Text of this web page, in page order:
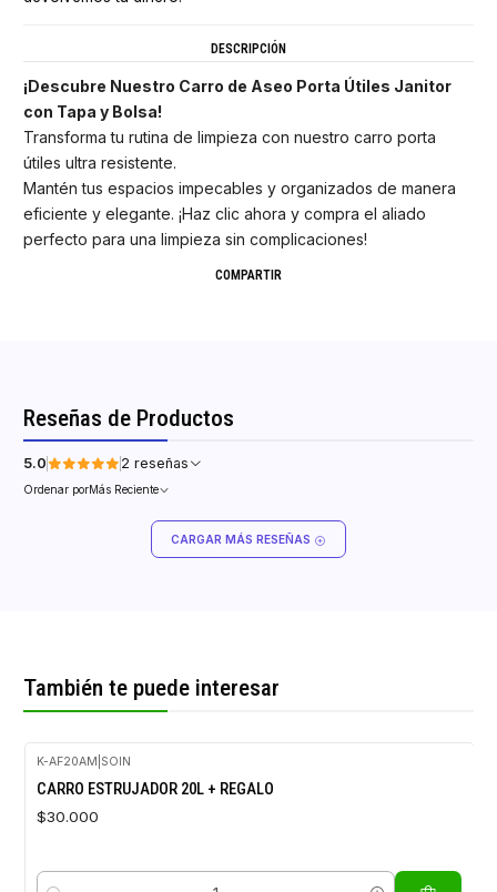
DESCRIPCIÓN
¡Descubre Nuestro Carro de Aseo Porta Útiles Janitor
con Tapa y Bolsa!
Transforma tu rutina de limpieza con nuestro carro porta
útiles ultra resistente.
Mantén tus espacios impecables y organizados de manera
eficiente y elegante. ¡Haz clic ahora y compra el aliado
perfecto para una limpieza sin complicaciones!
COMPARTIR
Reseñas de Productos
5.0 2 reseñas
Ordenar porMás Reciente
CARGAR MÁS RESEÑAS
También te puede interesar
K-AF20AM SOIN
CARRO ESTRUJADOR 20L + REGALO
$30.000